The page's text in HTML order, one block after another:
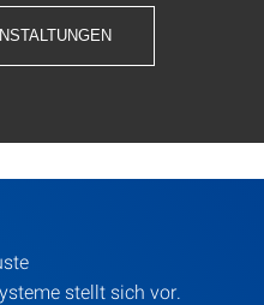
stellt sich vor.